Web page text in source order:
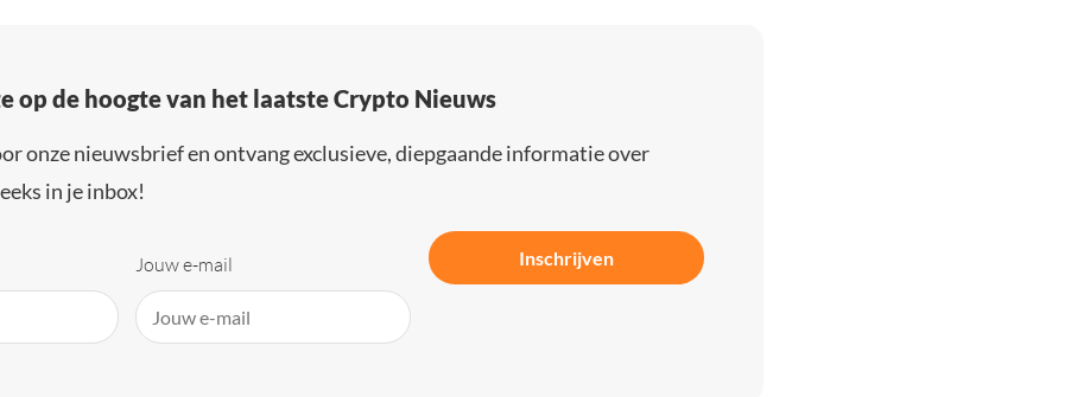
op de hoogte van het laatste Crypto Nieuws
onze nieuwsbrief en ontvang exclusieve, diepgaande informatie over
in je inbox!
Jouw e-mail Inschrijven